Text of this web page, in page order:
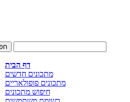
דף הבית
מתכונים חדשים
מתכונים פופולאריים
חיפוש מתכונים